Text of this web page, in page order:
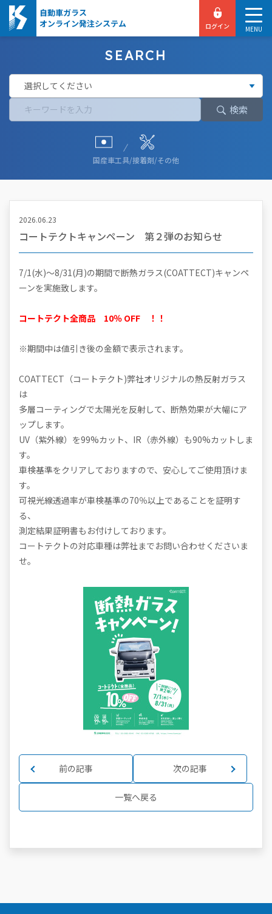
自動車ガラス
オンライン発注システム
MENU
ログイン
SEARCH
検索
国産車工具/接着剤/その他
2026.06.23
コートテクトキャンペーン 第２弾のお知らせ
7/1(水)～8/31(月)の期間で断熱ガラス(COATTECT)キャンペ
ーンを実施致します。
コートテクト全商品 10％ OFF ！！
※期間中は値引き後の金額で表示されます。
COATTECT（コートテクト)弊社オリジナルの熱反射ガラス
は
多層コーティングで太陽光を反射して、断熱効果が大幅にア
ップします。
UV（紫外線）を99%カット、IR（赤外線）も90%カットしま
す。
車検基準をクリアしておりますので、安心してご使用頂けま
す。
可視光線透過率が車検基準の70％以上であることを証明す
る、
測定結果証明書もお付けしております。
コートテクトの対応車種は弊社までお問い合わせくださいま
せ。
前の記事
一覧へ戻る
次の記事